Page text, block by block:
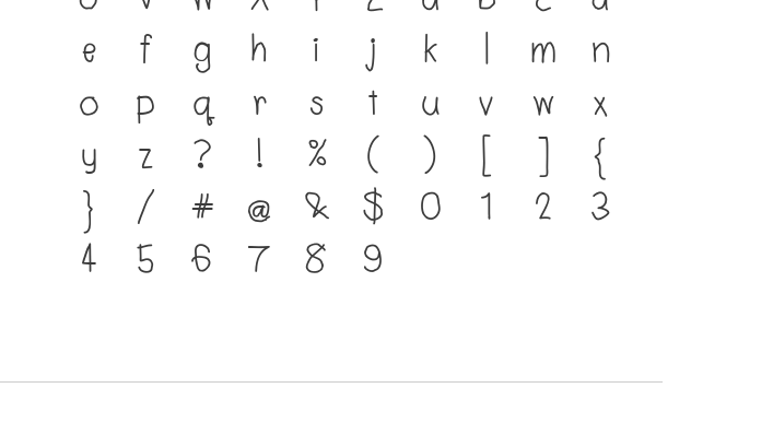
e
f g h i j k l m
n
o
p q r s t u v w
x
y
z ? ! % ( ) [ ]
{
}
/ # @ & $ 0 1 2
3
4
5 6 7 8 9
เครื่องมือสำคัญที่ทำให้ภาษาดำรงอยู่ได้ แบบ
ตัวพิมพ์ที่พัฒนาทันกระแสการเปลี่ยนแปลง
คือ โครงสร้างแกร่งของสะพานที่เชื่อมตัวตนของ
ชาติ จากปัจจุบันสู่อนาคต